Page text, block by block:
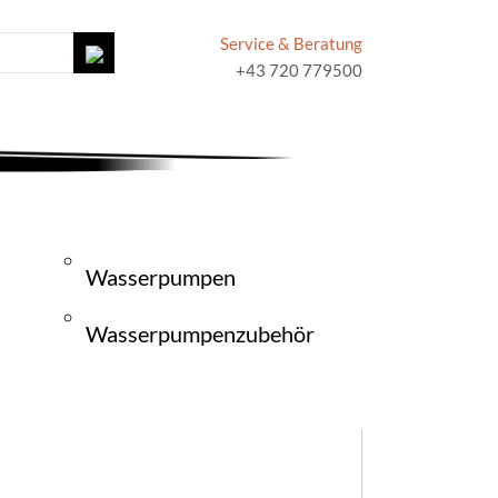
Service & Beratung
+43 720 779500
Wasserpumpen
Wasserpumpenzubehör